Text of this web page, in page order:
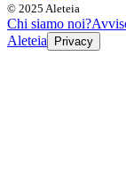
© 2025 Aleteia
Chi siamo noi?
Aleteia
Privacy